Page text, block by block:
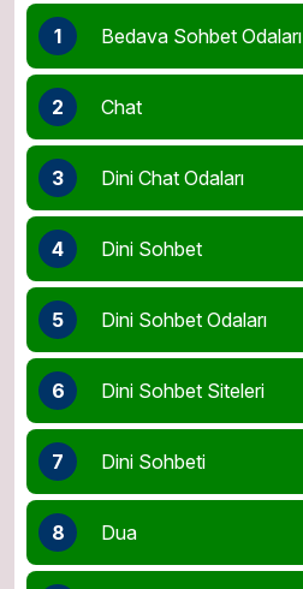
1 Bedava Sohbet Odaları
2 Chat
3 Dini Chat Odaları
4 Dini Sohbet
5 Dini Sohbet Odaları
6 Dini Sohbet Siteleri
7 Dini Sohbeti
8 Dua